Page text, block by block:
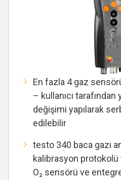
En fazla 4 gaz
– kullanıcı
değişimi yapılarak
edilebilir
testo 340 baca gazı
kalibrasyon protokolü
O₂ sensörü ve